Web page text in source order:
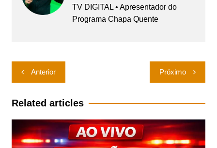
TV DIGITAL • Apresentador do
Programa Chapa Quente
Navegação
de
Post
Anterior Próximo
Related articles